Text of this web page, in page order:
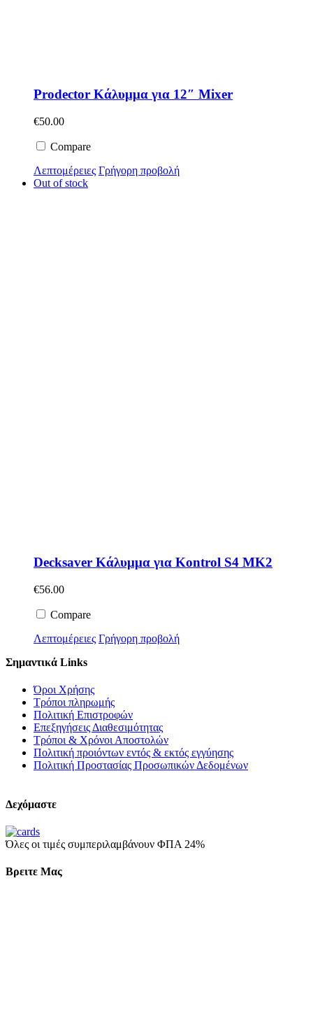
Prodector Κάλυμμα για 12″ Mixer
€50.00
Compare
Λεπτομέρειες Γρήγορη προβολή
Out of stock
Decksaver Κάλυμμα για Kontrol S4 MK2
€56.00
Compare
Λεπτομέρειες Γρήγορη προβολή
Σημαντικά Links
Όροι Χρήσης
Τρόποι πληρωμής
Πολιτική Επιστροφών
Επεξηγήσεις Διαθεσιμότητας
Τρόποι & Χρόνοι Αποστολών
Πολιτική προιόντων εντός & εκτός εγγύησης
Πολιτική Προστασίας Προσωπικών Δεδομένων
Δεχόμαστε
Όλες οι τιμές συμπεριλαμβάνουν ΦΠΑ 24%
Βρειτε Μας